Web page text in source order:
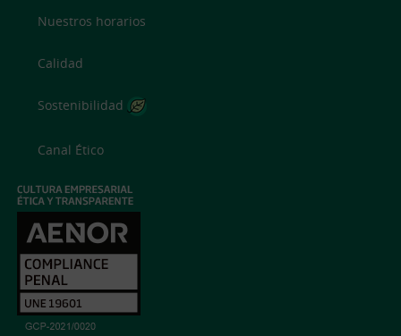
Nuestros horarios
Calidad
Sostenibilidad
Canal Ético